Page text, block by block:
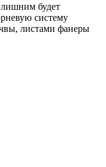
будет
систему
листами фанеры